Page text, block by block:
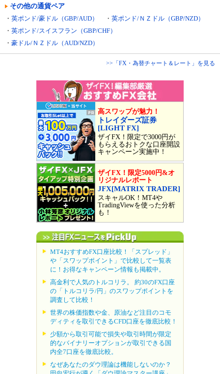
その他の通貨ペア
・ 英ポンド/豪ドル（GBP/AUD） ・ 英ポンド/ＮＺドル（GBP/NZD）
・ 英ポンド/スイスフラン（GBP/CHF）
・ 豪ドル/ＮＺドル（AUD/NZD）
>>「FX・為替チャート＆レート」を見る
高スワップが魅力！
トレイダーズ証券
[LIGHT FX]
ザイFX！限定で3000円が
もらえるおトクな口座開設
キャンペーン実施中！
ザイFX！限定5000円&オ
リジナルレポート
JFX[MATRIX TRADER]
スキャルOK！MT4や
TradingViewを使った分析
も！
MT4おすすめFX口座比較！「スプレッド」
や「スワップポイント」で比較して一覧表
に！お得なキャンペーン情報も掲載中。
高金利で人気のトルコリラ。 約30のFX口座
の「トルコリラ/円」のスワップポイントを
調査して比較！
世界の株価指数や金、原油など注目のコモ
ディティを取引できるCFD口座を徹底比較！
少額から取引可能で損失や取引時間が限定
的なバイナリーオプションが取引できる国
内全7口座を徹底比較。
なぜあなたのダウ理論は機能しないのか？